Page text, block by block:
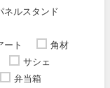
ネルスタンド
ート
角材
サシェ
弁当箱